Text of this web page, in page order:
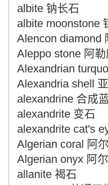
albite 钠长石
albite moonstone
Alencon diamond
Aleppo stone 阿
Alexandrian
Alexandria shell
alexandrine 合成
alexandrite 变石
alexandrite cat's
Algerian coral 阿
Algerian onyx 阿
allanite 褐石